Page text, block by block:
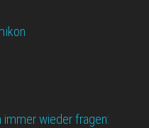
immer wieder fragen: